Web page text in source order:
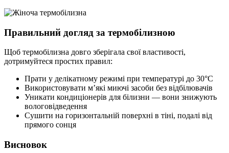
Правильний догляд за термобілизною
Щоб термобілизна довго зберігала свої властивості,
дотримуйтеся простих правил:
Прати у делікатному режимі при температурі до 30°C
Використовувати м’які миючі засоби без відбілювачів
Уникати кондиціонерів для білизни — вони знижують
вологовідведення
Сушити на горизонтальній поверхні в тіні, подалі від
прямого сонця
Висновок